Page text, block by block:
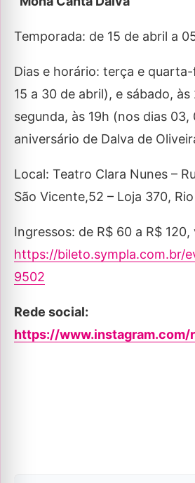
Temporada: de 15 de abril a
Dias e horário: terça e
15 a 30 de abril), e sábado,
segunda, às 19h (nos dias
aniversário de Dalva de
Local: Teatro Clara Nunes –
São Vicente,52 – Loja 370,
Ingressos: de R$ 60 a R$
https://bileto.sympla.com.br/
9502
Rede social:
https://www.instagram.com/